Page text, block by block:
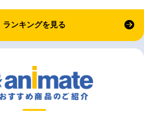
ランキングを見る